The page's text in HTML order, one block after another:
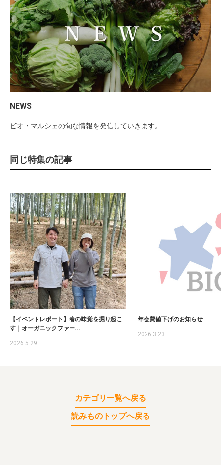
NEWS
ビオ・マルシェの旬な情報を発信していきます。
同じ特集の記事
【イベントレポート】春の味覚を掘り起こ
す｜オーガニックファー...
2026.5.29
年会費値下げのお知らせ
2026.3.23
カテゴリ一覧へ戻る
読みものトップへ戻る